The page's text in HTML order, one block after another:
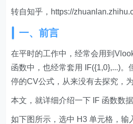
转自知乎，https://
一、前言
在平时的工作中，经常会用到
函数中，也经常套用 IF({1,0},...)。
停的CV公式，从来没有去探究，
本文，就详细介绍一下 IF 函数数据
如下图所示，选中 H3 单元格，输